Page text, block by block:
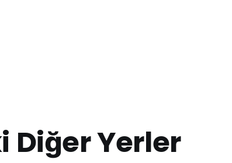
Diğer Yerler